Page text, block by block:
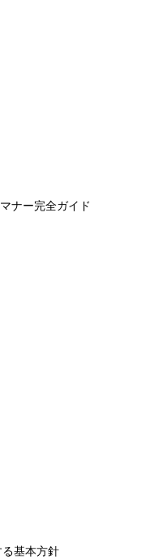
ナー完全ガイド
基本方針